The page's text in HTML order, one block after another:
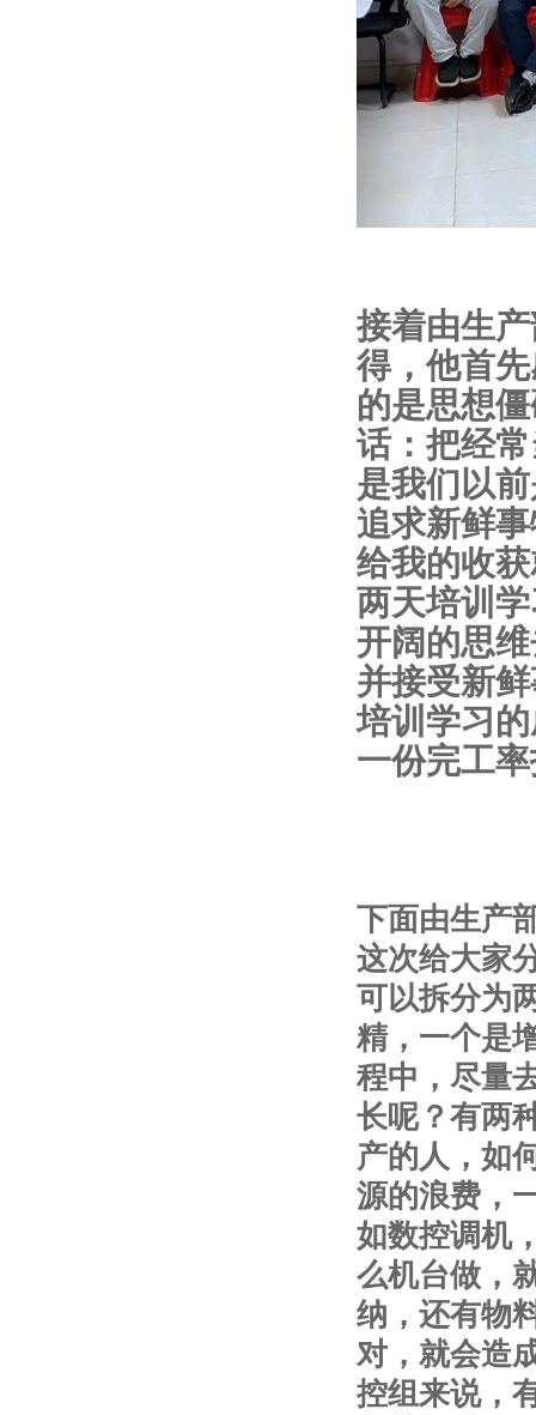
接着由生
得，他首
的是思想
话：把经
是我们以
追求新鲜
给我的收
两天培训
开阔的思
并接受新
培训学习
一份完工
下面由生产
这次给大家
可以拆分为
精，一个是
程中，尽量
长呢？有两
产的人，如
源的浪费，
如数控调机
么机台做，
纳，还有物
对，就会造
控组来说，